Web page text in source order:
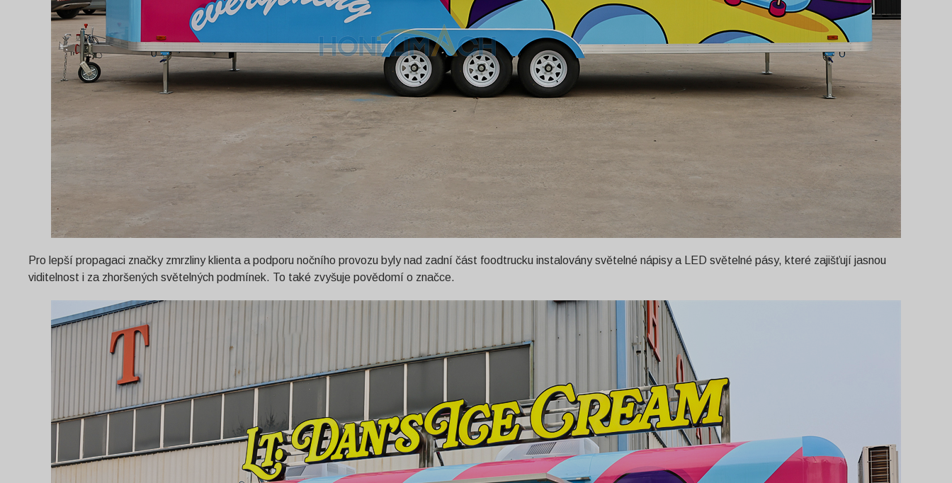
Pro lepší propagaci značky zmrzliny klienta a podporu nočního provozu byly nad zadní část foodtrucku instalovány světelné nápisy a LED světelné pásy, které zajišťují jasnou
viditelnost i za zhoršených světelných podmínek. To také zvyšuje povědomí o značce.